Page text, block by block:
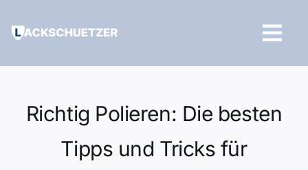
Inhalt
Richtig Polieren: Die besten
Tipps und Tricks für